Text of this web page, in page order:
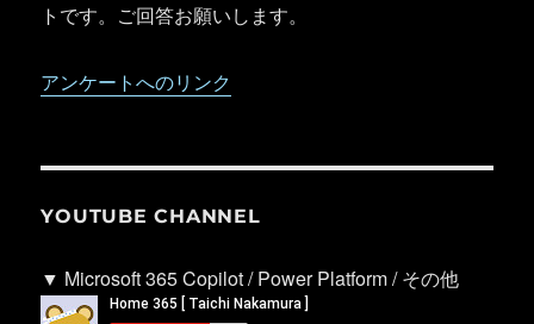
トです。ご回答お願いします。
アンケートへのリンク
YOUTUBE CHANNEL
▼ Microsoft 365 Copilot / Power Platform / その他